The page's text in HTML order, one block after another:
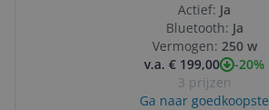
Actief: Ja
Bluetooth: Ja
Vermogen: 250 w
v.a. € 199,00
-20%
3 prijzen
Ga naar goedkoopste